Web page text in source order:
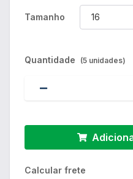
Tamanho 16
Quantidade (5 unidades)
Calcular frete